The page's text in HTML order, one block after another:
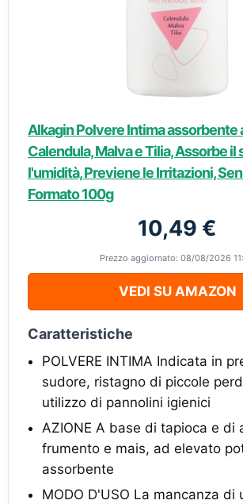
Alkagin Polvere Intima assorbente
Calendula, Malva e Tilia, Assorbe il
l'umidità, Previene le Irritazioni,
Formato 100g
10,49 €
Prezzo aggiornato: 08/08/2026
VEDI SU AMAZON
Caratteristiche
POLVERE INTIMA Indicata in
sudore, ristagno di piccole
utilizzo di pannolini igienici
AZIONE A base di tapioca e di
frumento e mais, ad elevato
assorbente
MODO D'USO La mancanza di